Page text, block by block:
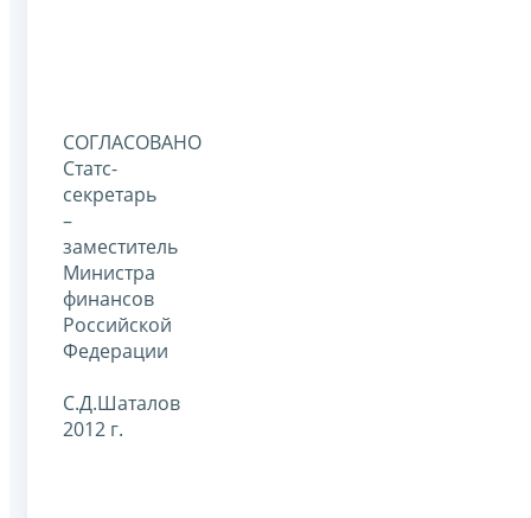
СОГЛАСОВАНО
Статс-
секретарь
–
заместитель
Министра
финансов
Российской
Федерации
С.Д.Шаталов
2012 г.